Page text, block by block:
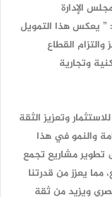
الإدارة
” يعكس هذا التمويل
القطاع
وتجارية
وتعزيز الثقة
والنمو في هذا
تطوير مشاريع تجمع
مما يعزز من قدرتنا
ويزيد من ثقة